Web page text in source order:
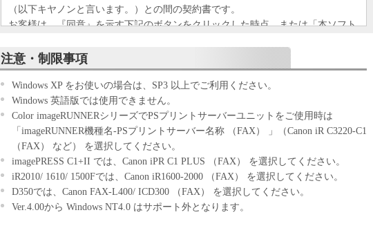
（以下キヤノンと言います。）との間の契約書です。
お客様は、『同意』を示す下記のボタンをクリックした時点、または「本ソフト
す。
お客様が本契約書に同意できない場合、「本ソフトウェア」を使用することはで
きません。
１．許諾
(1) キヤノンは、お客様が「キヤノン製品」を利用する目的のために、「キヤノ
ン製品」に直接またはネットワークを通じ接続される複数のコンピューター（以
下「指定機器」と言います。）において、「本ソフトウェア」を使用（本契約書
においては、「本ソフトウェア」をコンピューターの記憶媒体上にインストール
すること、またはコンピューターにおいて表示すること、アクセスすること、も
しくは実行することのいずれも含むものとします。）するための非独占的権利を
お客様に対して許諾します。お客様は、また「指定機器」にネットワークを通じ
注意・制限事項
Windows XP をお使いの場合は、SP3 以上でご利用ください。
Windows 英語版では使用できません。
Color imageRUNNERシリーズでPSプリントサーバーユニットをご使用時は
「imageRUNNER機種名-PSプリントサーバー名称 （FAX） 」（Canon iR C3220-C1
（FAX） など） を選択してください。
imagePRESS C1+II では、Canon iPR C1 PLUS （FAX） を選択してください。
iR2010/ 1610/ 1500Fでは、Canon iR1600-2000 （FAX） を選択してください。
D350では、Canon FAX-L400/ ICD300 （FAX） を選択してください。
Ver.4.00から Windows NT4.0 はサポート外となります。